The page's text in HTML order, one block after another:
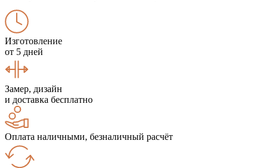
Изготовление
от 5 дней
Замер, дизайн
и доставка бесплатно
Оплата наличными, безналичный расчёт